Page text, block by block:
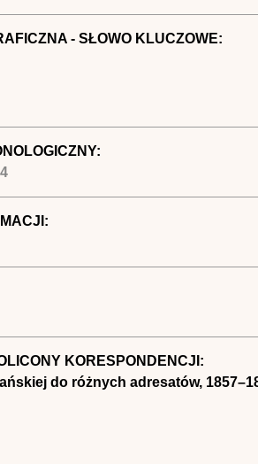
- SŁOWO KLUCZOWE:
KORESPONDENCJI:
do różnych adresatów,